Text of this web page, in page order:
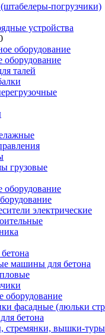
погрузчики)
устройства
оборудование
талей
грузовые
электрические
машины для бетона
оборудование
фасадные (люльки
бетона
стремянки, вышки-туры